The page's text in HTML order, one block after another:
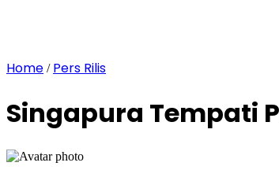
Home / Pers Rilis
Singapura Tempati